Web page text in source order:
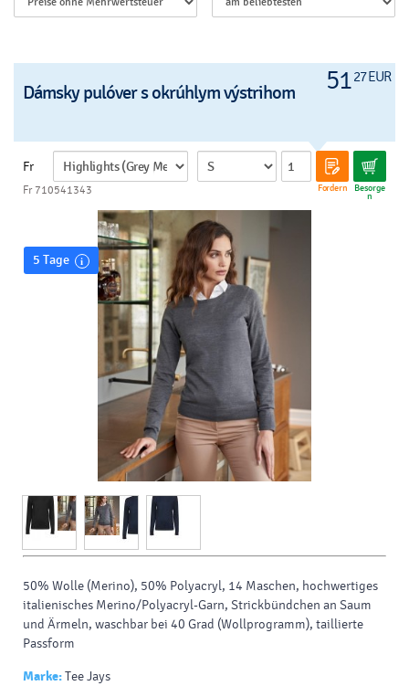
5127 EUR
Dámsky pulóver s okrúhlym výstrihom
Fr
Fordern Besorge
n
Fr 710541343
5 Tage
50% Wolle (Merino), 50% Polyacryl, 14 Maschen, hochwertiges
italienisches Merino/Polyacryl-Garn, Strickbündchen an Saum
und Ärmeln, waschbar bei 40 Grad (Wollprogramm), taillierte
Passform
Marke:Tee Jays